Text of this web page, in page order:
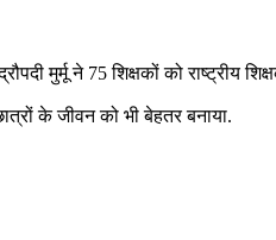
मुर्मू ने 75 शिक्षकों को राष्‍ट्रीय
के जीवन को भी बेहतर बनाया.